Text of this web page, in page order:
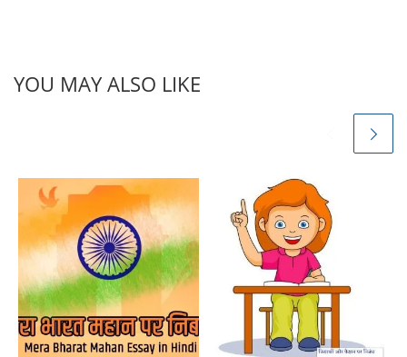
YOU MAY ALSO LIKE